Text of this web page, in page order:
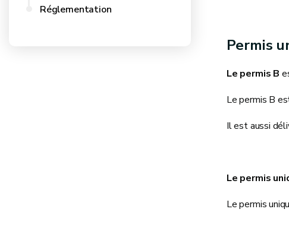
Réglementation
Permis
Le permis B
Le permis B
Il est aussi
Le permis
Le permis